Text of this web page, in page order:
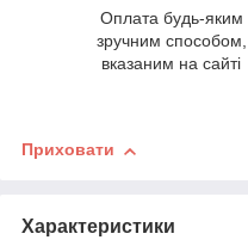
Оплата будь-яким
зручним способом,
вказаним на сайті
Приховати
Характеристики